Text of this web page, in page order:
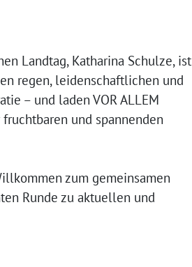
Landtag, Katharina Schulze, ist
regen, leidenschaftlichen und
– und laden VOR ALLEM
und spannenden
zum gemeinsamen
Runde zu aktuellen und